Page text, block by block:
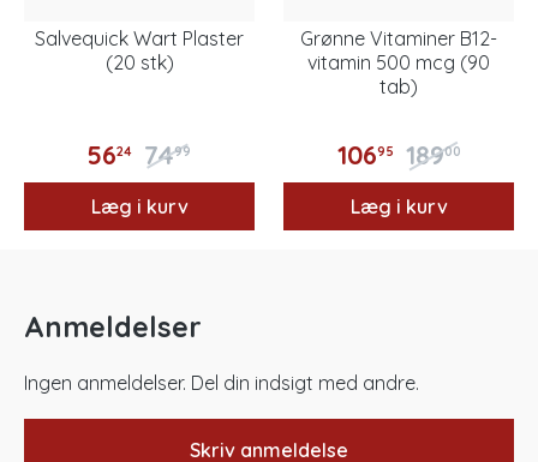
Salvequick Wart Plaster
(20 stk)
5624 7499
Læg i kurv
Grønne Vitaminer B12-
vitamin 500 mcg (90
tab)
10695 18900
Læg i kurv
Anmeldelser
Ingen anmeldelser. Del din indsigt med andre.
Skriv anmeldelse